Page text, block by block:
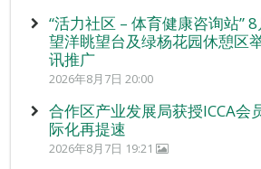
“活力社区 – 体育健康咨询站”
望洋眺望台及绿杨花园休憩区
讯推广
2026年8月7日 20:00
合作区产业发展局获授ICCA会
际化再提速
2026年8月7日 19:21